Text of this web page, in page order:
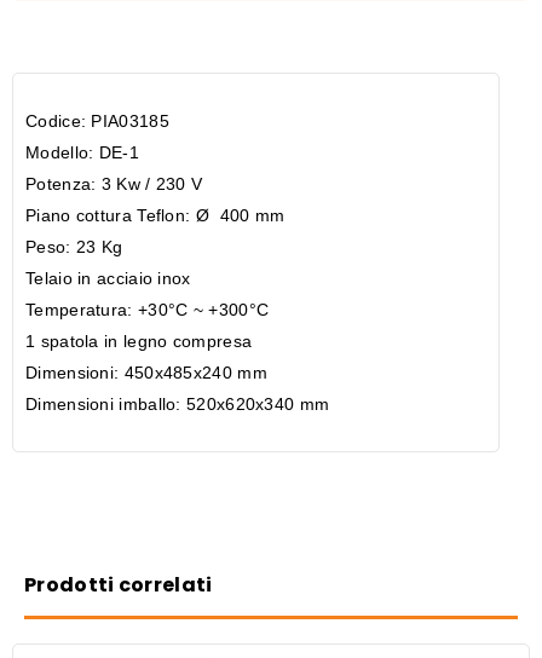
Codice: PIA03185
Modello: DE-1
Potenza: 3 Kw / 230 V
Piano cottura Teflon: Ø 400 mm
Peso: 23 Kg
Telaio in acciaio inox
Temperatura: +30°C ~ +300°C
1 spatola in legno compresa
Dimensioni: 450x485x240 mm
Dimensioni imballo: 520x620x340 mm
Prodotti correlati